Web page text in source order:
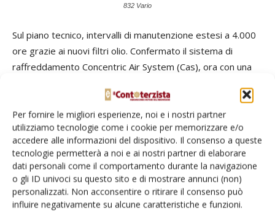
Per fornire le migliori esperienze, noi e i nostri partner
utilizziamo tecnologie come i cookie per memorizzare e/o
accedere alle informazioni del dispositivo. Il consenso a queste
tecnologie permetterà a noi e ai nostri partner di elaborare
dati personali come il comportamento durante la navigazione
o gli ID univoci su questo sito e di mostrare annunci (non)
personalizzati. Non acconsentire o ritirare il consenso può
influire negativamente su alcune caratteristiche e funzioni.
832 Vario
Sul piano tecnico, intervalli di manutenzione estesi a 4.000
ore grazie ai nuovi filtri olio. Confermato il sistema di
raffreddamento Concentric Air System (Cas), ora con una
filtri aria e abitacolo è affidato ad un sistema passivo
tramite depressione e separatore a ciclone combinato ad
uno attivo di aria compressa per limitare le manutenzioni
quotidiane. L’impianto idraulico, gestito da un massimo di
6+1 distributori negli equipaggiamenti più forniti, è
disponibile in configurazione a singola pompa, anche con
portata maggiorata, oppure a doppia pompa per garantire
la massima adattabilità agli attrezzi. Ampliano le